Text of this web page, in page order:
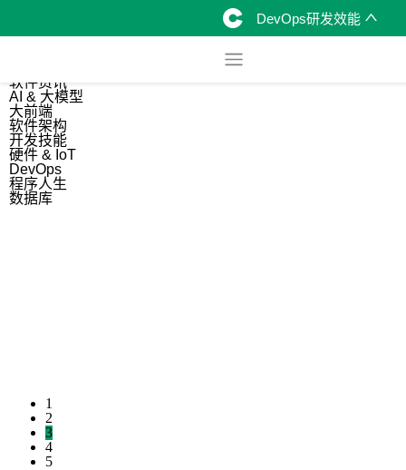
DevOps研发效能
软件资讯
AI & 大模型
大前端
软件架构
开发技能
硬件 & IoT
DevOps
程序人生
数据库
1
2
3
4
5